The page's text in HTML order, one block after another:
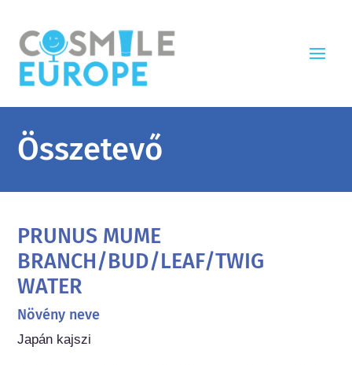
Összetevő
PRUNUS MUME
BRANCH/BUD/LEAF/TWIG
WATER
Növény neve
Japán kajszi